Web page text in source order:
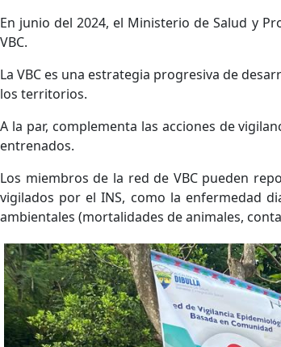
En junio del 2024, el Ministerio de Salud y
VBC.
La VBC es una estrategia progresiva de
los territorios.
A la par, complementa las acciones de
entrenados.
Los miembros de la red de VBC pueden
vigilados por el INS, como la enfermedad
ambientales (mortalidades de animales,